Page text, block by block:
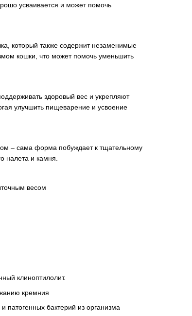
усваивается и может помочь
который также содержит незаменимые
кошки, что может помочь уменьшить
здоровый вес и укрепляют
улучшить пищеварение и усвоение
– сама форма побуждает к тщательному
налета и камня.
весом
клиноптилолит.
кремния
патогенных бактерий из организма